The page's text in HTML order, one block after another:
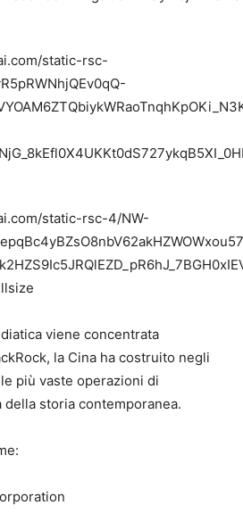
viene concentrata
la Cina ha costruito negli
più vaste operazioni di
storia contemporanea.